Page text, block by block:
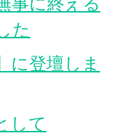
た
に登壇しま
して